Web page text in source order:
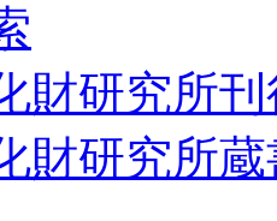
財研究所
財研究所